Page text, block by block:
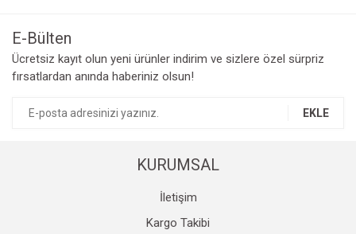
E-Bülten
Ücretsiz kayıt olun yeni ürünler indirim ve sizlere özel sürpriz
fırsatlardan anında haberiniz olsun!
EKLE
KURUMSAL
İletişim
Kargo Takibi